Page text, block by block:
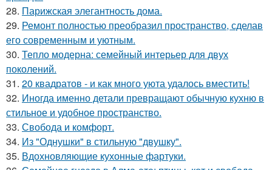
28. Парижская элегантность дома.
29. Ремонт полностью преобразил пространство, сделав
его современным и уютным.
30. Тепло модерна: семейный интерьер для двух
поколений.
31. 20 квадратов - и как много уюта удалось вместить!
32. Иногда именно детали превращают обычную кухню в
стильное и удобное пространство.
33. Свобода и комфорт.
34. Из "Однушки" в стильную "двушку".
35. Вдохновляющие кухонные фартуки.